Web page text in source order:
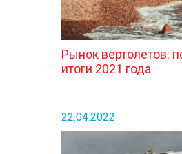
Рынок вертолетов:
итоги 2021 года
22.04.2022